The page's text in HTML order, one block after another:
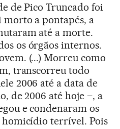
de Pico Truncado foi
a pontapés, a
até a morte.
os órgãos internos.
(...) Morreu como
transcorreu todo
2006 até a data de
de 2006 até hoje –, a
e condenaram os
homicídio terrível. Pois